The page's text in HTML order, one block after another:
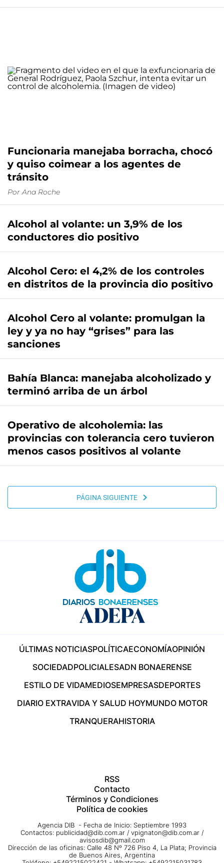
Funcionaria manejaba borracha, chocó
y quiso coimear a los agentes de
tránsito
Por Ana Roche
Alcohol al volante: un 3,9% de los
conductores dio positivo
Alcohol Cero: el 4,2% de los controles
en distritos de la provincia dio positivo
Alcohol Cero al volante: promulgan la
ley y ya no hay “grises” para las
sanciones
Bahía Blanca: manejaba alcoholizado y
terminó arriba de un árbol
Operativo de alcoholemia: las
provincias con tolerancia cero tuvieron
menos casos positivos al volante
PÁGINA SIGUIENTE
ÚLTIMAS NOTICIASPOLÍTICAECONOMÍAOPINIÓN
SOCIEDADPOLICIALESADN BONAERENSE
ESTILO DE VIDAMEDIOSEMPRESASDEPORTES
DIARIO EXTRAVIDA Y SALUD HOYMUNDO MOTOR
TRANQUERAHISTORIA
RSS
Contacto
Términos y Condiciones
Política de cookies
Agencia DIB - Fecha de Inicio: Septiembre 1993
Contactos: publicidad@dib.com.ar / vpignaton@dib.com.ar /
avisosdib@gmail.com
Dirección de las oficinas: Calle 48 Nº 726 Piso 4, La Plata; Provincia
de Buenos Aires, Argentina